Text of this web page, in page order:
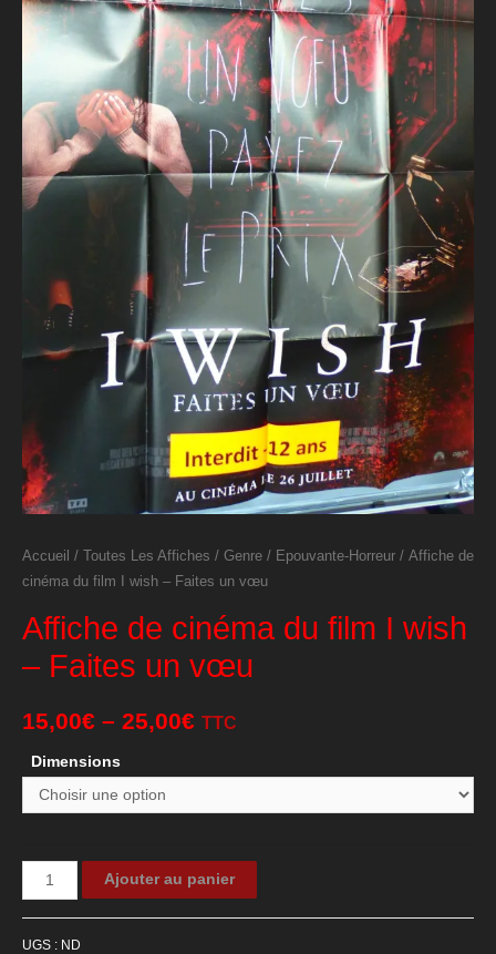
Accueil / Toutes Les Affiches / Genre / Epouvante-Horreur / Affiche de
cinéma du film I wish – Faites un vœu
Affiche de cinéma du film I wish
– Faites un vœu
15,00€ – 25,00€ TTC
Dimensions
quantité
de
Ajouter au panier
UGS : ND